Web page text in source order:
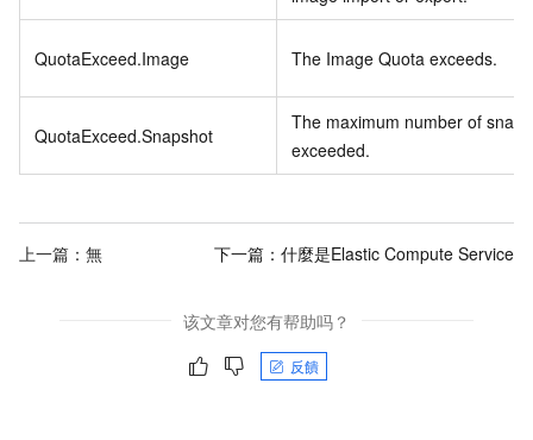
QuotaExceed.Image The Image Quota exceeds.
QuotaExceed.Snapshot
The maximum number of
exceeded.
上一篇：無 下一篇： 什麼是Elastic Compute Service
该文章对您有帮助吗？
反饋